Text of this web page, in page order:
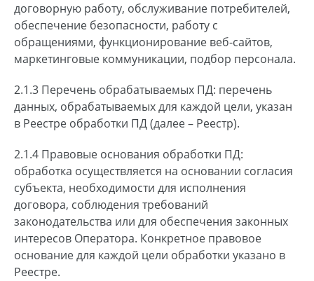
договорную работу, обслуживание потребителей,
обеспечение безопасности, работу с
обращениями, функционирование веб-сайтов,
маркетинговые коммуникации, подбор персонала.
2.1.3 Перечень обрабатываемых ПД: перечень
данных, обрабатываемых для каждой цели, указан
в Реестре обработки ПД (далее – Реестр).
2.1.4 Правовые основания обработки ПД:
обработка осуществляется на основании согласия
субъекта, необходимости для исполнения
договора, соблюдения требований
законодательства или для обеспечения законных
интересов Оператора. Конкретное правовое
основание для каждой цели обработки указано в
Реестре.